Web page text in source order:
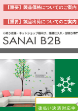
【重要】製品価格についてのご案内
【重要】製品出荷についてのご案内